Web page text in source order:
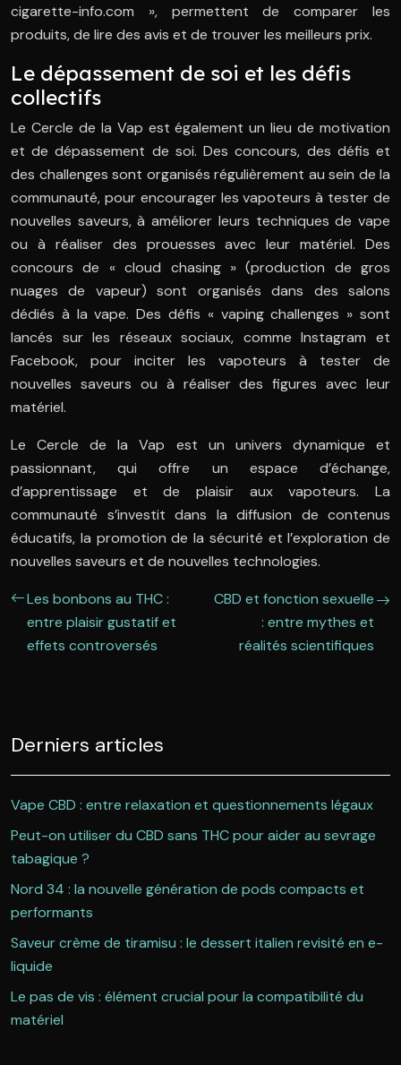
cigarette-info.com », permettent de comparer les
produits, de lire des avis et de trouver les meilleurs prix.
Le dépassement de soi et les défis
collectifs
Le Cercle de la Vap est également un lieu de motivation
et de dépassement de soi. Des concours, des défis et
des challenges sont organisés régulièrement au sein de la
communauté, pour encourager les vapoteurs à tester de
nouvelles saveurs, à améliorer leurs techniques de vape
ou à réaliser des prouesses avec leur matériel. Des
concours de « cloud chasing » (production de gros
nuages de vapeur) sont organisés dans des salons
dédiés à la vape. Des défis « vaping challenges » sont
lancés sur les réseaux sociaux, comme Instagram et
Facebook, pour inciter les vapoteurs à tester de
nouvelles saveurs ou à réaliser des figures avec leur
matériel.
Le Cercle de la Vap est un univers dynamique et
passionnant, qui offre un espace d’échange,
d’apprentissage et de plaisir aux vapoteurs. La
communauté s’investit dans la diffusion de contenus
éducatifs, la promotion de la sécurité et l’exploration de
nouvelles saveurs et de nouvelles technologies.
Les bonbons au THC :
entre plaisir gustatif et
effets controversés
CBD et fonction sexuelle
: entre mythes et
réalités scientifiques
Derniers articles
Vape CBD : entre relaxation et questionnements légaux
Peut-on utiliser du CBD sans THC pour aider au sevrage
tabagique ?
Nord 34 : la nouvelle génération de pods compacts et
performants
Saveur crème de tiramisu : le dessert italien revisité en e-
liquide
Le pas de vis : élément crucial pour la compatibilité du
matériel